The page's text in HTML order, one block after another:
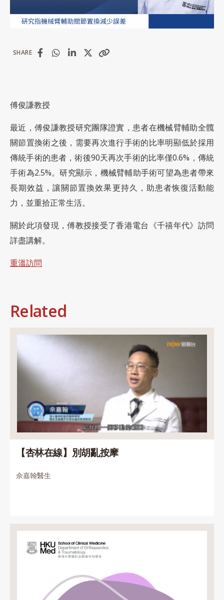
SHARE
傅俊謙教授
最近，傅俊謙教授研究團隊證實，患者在機械臂輔助全髖
關節置換術之後，需要再次進行手術的比率明顯低於採用
傳統手術的患者，術後90天再次手術的比率僅0.6%，傳統
手術為2.5%。研究顯示，機械臂輔助手術可望為患者帶來
長期效益，讓關節置換效果更持久，助患者恢復活動能
力，並重拾正常生活。
關於此項發現，傅教授接受了香港電台《千禧年代》訪問
詳盡講解。
重溫訪問
Related
【杏林在線】別胡亂按摩
佘嘉翰醫生